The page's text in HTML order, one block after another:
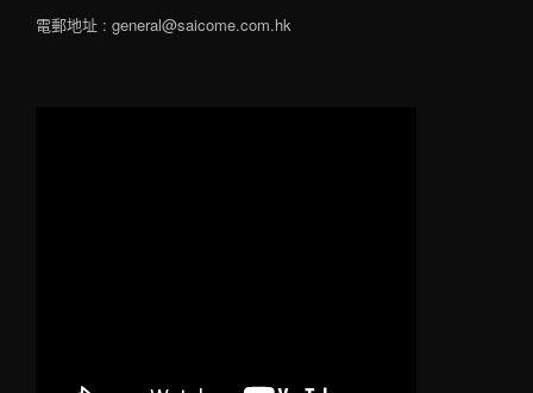
電郵地址 : general@saicome.com.hk